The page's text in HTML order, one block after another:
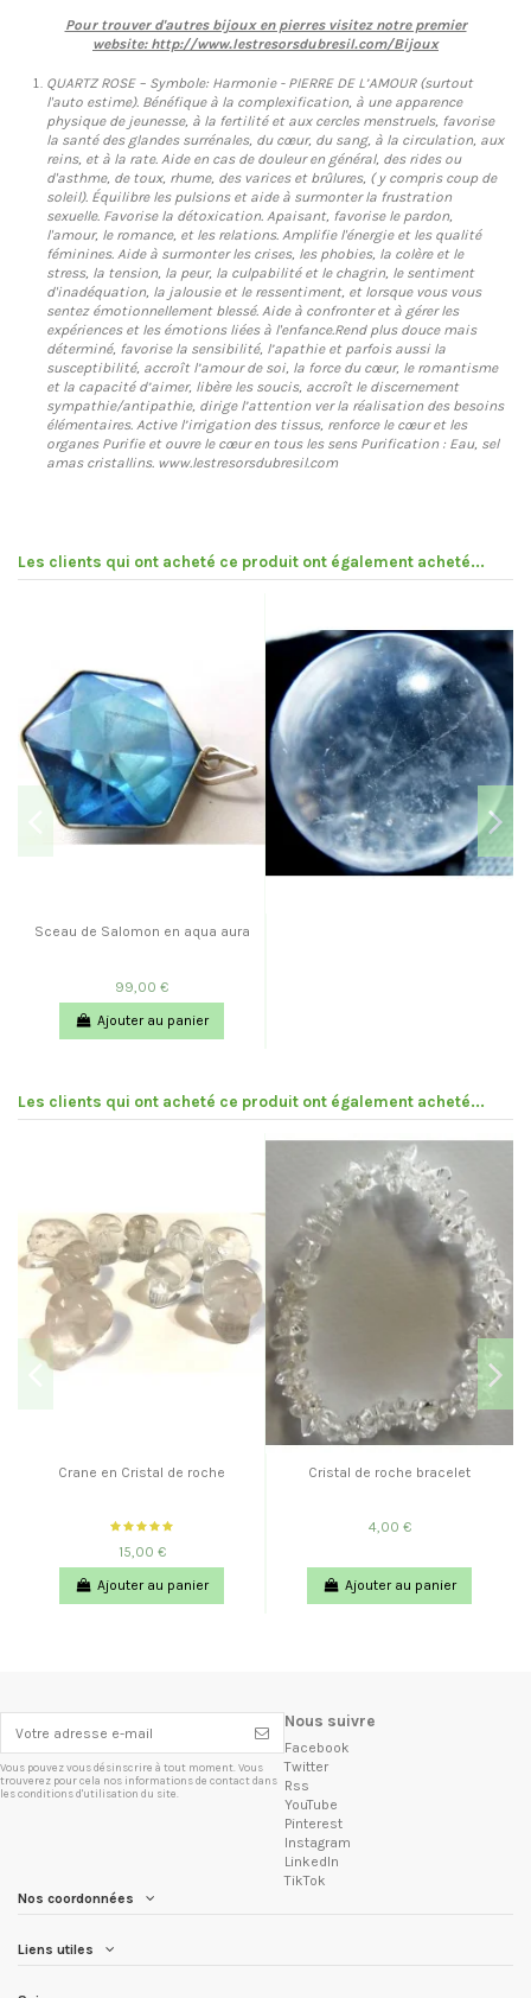
Pour trouver d'autres bijoux en pierres visitez notre premier
website: http://www.lestresorsdubresil.com/Bijoux
QUARTZ ROSE – Symbole: Harmonie - PIERRE DE L’AMOUR (surtout
l'auto estime). Bénéfique à la complexification, à une apparence
physique de jeunesse, à la fertilité et aux cercles menstruels, favorise
la santé des glandes surrénales, du cœur, du sang, à la circulation, aux
reins, et à la rate. Aide en cas de douleur en général, des rides ou
d'asthme, de toux, rhume, des varices et brûlures, ( y compris coup de
soleil). Équilibre les pulsions et aide à surmonter la frustration
sexuelle. Favorise la détoxication. Apaisant, favorise le pardon,
l'amour, le romance, et les relations. Amplifie l'énergie et les qualité
féminines. Aide à surmonter les crises, les phobies, la colère et le
stress, la tension, la peur, la culpabilité et le chagrin, le sentiment
d'inadéquation, la jalousie et le ressentiment, et lorsque vous vous
sentez émotionnellement blessé. Aide à confronter et à gérer les
expériences et les émotions liées à l'enfance.Rend plus douce mais
déterminé, favorise la sensibilité, l’apathie et parfois aussi la
susceptibilité, accroît l’amour de soi, la force du cœur, le romantisme
et la capacité d’aimer, libère les soucis, accroît le discernement
sympathie/antipathie, dirige l’attention ver la réalisation des besoins
élémentaires. Active l’irrigation des tissus, renforce le cœur et les
organes Purifie et ouvre le cœur en tous les sens Purification : Eau, sel
amas cristallins. www.lestresorsdubresil.com
Les clients qui ont acheté ce produit ont également acheté...
Sceau de Salomon en aqua aura
99,00 €
Ajouter au panier
Les clients qui ont acheté ce produit ont également acheté...
Crane en Cristal de roche
15,00 €
Ajouter au panier
Cristal de roche bracelet
4,00 €
Ajouter au panier
Vous pouvez vous désinscrire à tout moment. Vous
trouverez pour cela nos informations de contact dans
les conditions d'utilisation du site.
Nous suivre
Facebook
Twitter
Rss
YouTube
Pinterest
Instagram
LinkedIn
TikTok
Nos coordonnées
Liens utiles